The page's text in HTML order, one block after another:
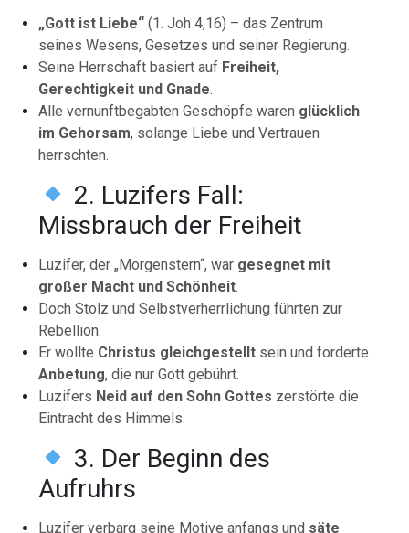
„Gott ist Liebe“ (1. Joh 4,16) – das Zentrum
seines Wesens, Gesetzes und seiner Regierung.
Seine Herrschaft basiert auf Freiheit,
Gerechtigkeit und Gnade.
Alle vernunftbegabten Geschöpfe waren glücklich
im Gehorsam, solange Liebe und Vertrauen
herrschten.
2. Luzifers Fall:
Missbrauch der Freiheit
Luzifer, der „Morgenstern“, war gesegnet mit
großer Macht und Schönheit.
Doch Stolz und Selbstverherrlichung führten zur
Rebellion.
Er wollte Christus gleichgestellt sein und forderte
Anbetung, die nur Gott gebührt.
Luzifers Neid auf den Sohn Gottes zerstörte die
Eintracht des Himmels.
3. Der Beginn des
Aufruhrs
Luzifer verbarg seine Motive anfangs und säte